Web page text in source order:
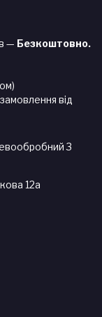
— Безкоштовно.
від
3
12а